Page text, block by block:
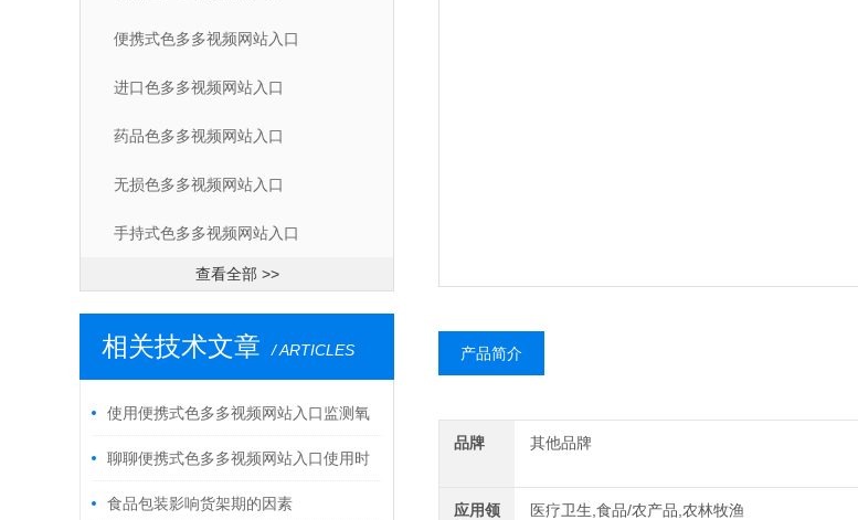
便携式色多多视频网站入口
进口色多多视频网站入口
药品色多多视频网站入口
无损色多多视频网站入口
手持式色多多视频网站入口
查看全部 >>
相关技术文章 / ARTICLES
使用便携式色多多视频网站入口监测氧
气浓度的优势
聊聊便携式色多多视频网站入口使用时
的疑难杂症
食品包装影响货架期的因素
产品简介
品牌 其他品牌
应用领
医疗卫生,食品/农产品,农林牧渔